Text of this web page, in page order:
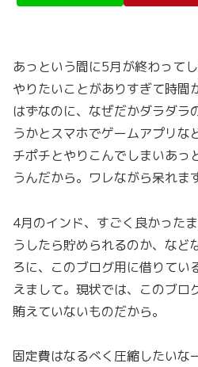
あっという間に5月が終わってし
やりたいことがありすぎて時間
はずなのに、なぜだかダラダラ
うかとスマホでゲームアプリな
チポチとやりこんでしまいあっ
うんだから。ワレながら呆れま
4月のインド、すごく良かった
うしたら貯められるのか、など
ろに、このブログ用に借りてい
えまして。現状では、このブロ
賄えていないものだから。
固定費はなるべく圧縮したいな